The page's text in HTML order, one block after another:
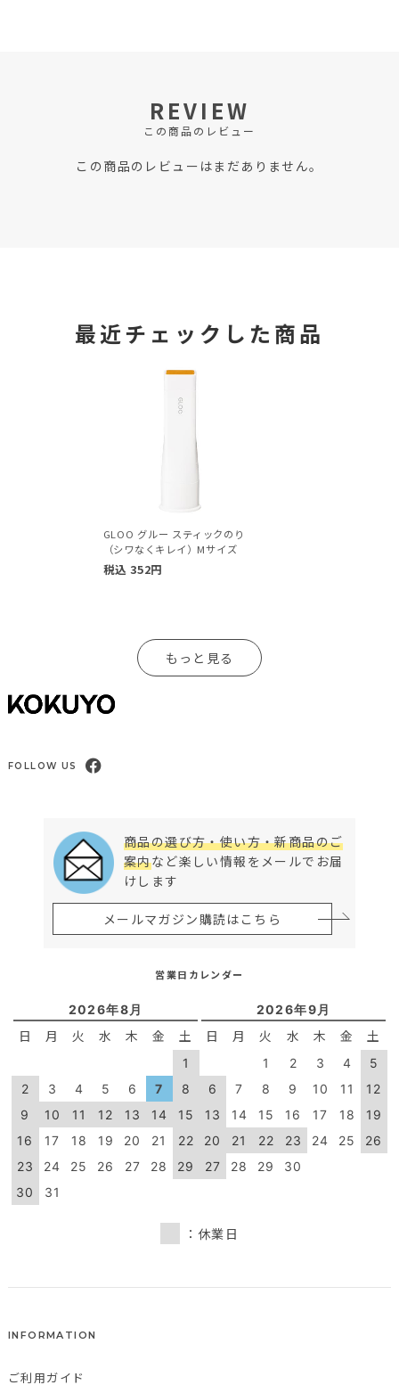
REVIEW
この商品のレビュー
この商品のレビューはまだありません。
最近チェックした商品
GLOO グルー スティックのり
（シワなくキレイ）Mサイズ
税込 352円
もっと見る
FOLLOW US
商品の選び方・使い方・新商品のご
案内など楽しい情報をメールでお届
けします
メールマガジン購読はこちら
営業日カレンダー
2026年8月
日 月 火 水 木 金 土
1
2
3 4 5 6 7
8
9
10 11 12 13 14
15
16
17 18 19 20 21
22
23
24 25 26 27 28
29
30
31
2026年9月
日 月 火 水 木 金 土
1 2 3 4
5
6
7 8 9 10 11
12
13
14 15 16 17 18
19
20
21 22 23 24 25
26
27
28 29 30
：休業日
INFORMATION
ご利用ガイド